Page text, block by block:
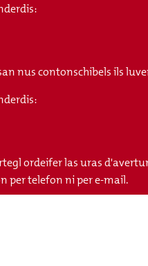
nus contonschibels ils
ordeifer las uras
per telefon ni per e-mail.